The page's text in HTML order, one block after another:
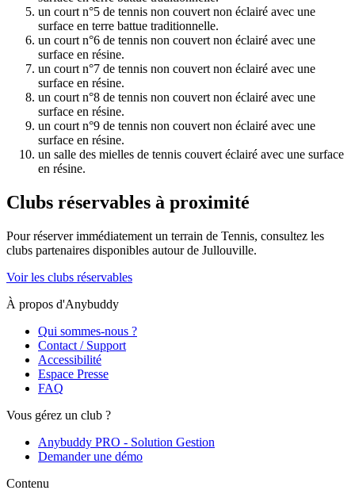
un court n°5 de tennis non couvert non éclairé avec une
surface en terre battue traditionnelle.
un court n°6 de tennis non couvert non éclairé avec une
surface en résine.
un court n°7 de tennis non couvert non éclairé avec une
surface en résine.
un court n°8 de tennis non couvert non éclairé avec une
surface en résine.
un court n°9 de tennis non couvert non éclairé avec une
surface en résine.
un salle des mielles de tennis couvert éclairé avec une surface
en résine.
Clubs réservables à proximité
Pour réserver immédiatement un terrain de Tennis, consultez les
clubs partenaires disponibles autour de Jullouville.
Voir les clubs réservables
À propos d'Anybuddy
Qui sommes-nous ?
Contact / Support
Accessibilité
Espace Presse
FAQ
Vous gérez un club ?
Anybuddy PRO - Solution Gestion
Demander une démo
Contenu